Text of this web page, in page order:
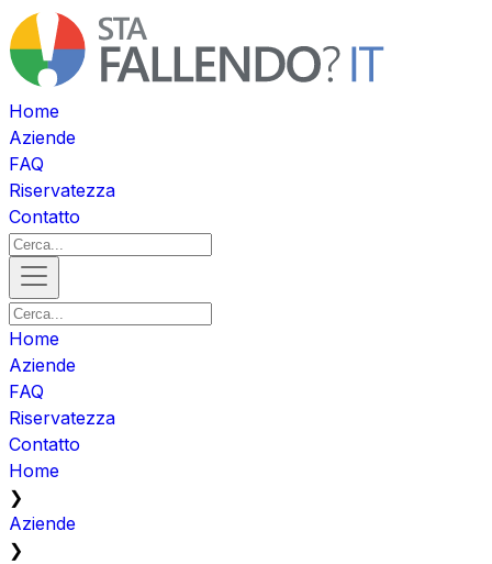
Home
Aziende
FAQ
Riservatezza
Contatto
Home
Aziende
FAQ
Riservatezza
Contatto
Home
❯
Aziende
❯